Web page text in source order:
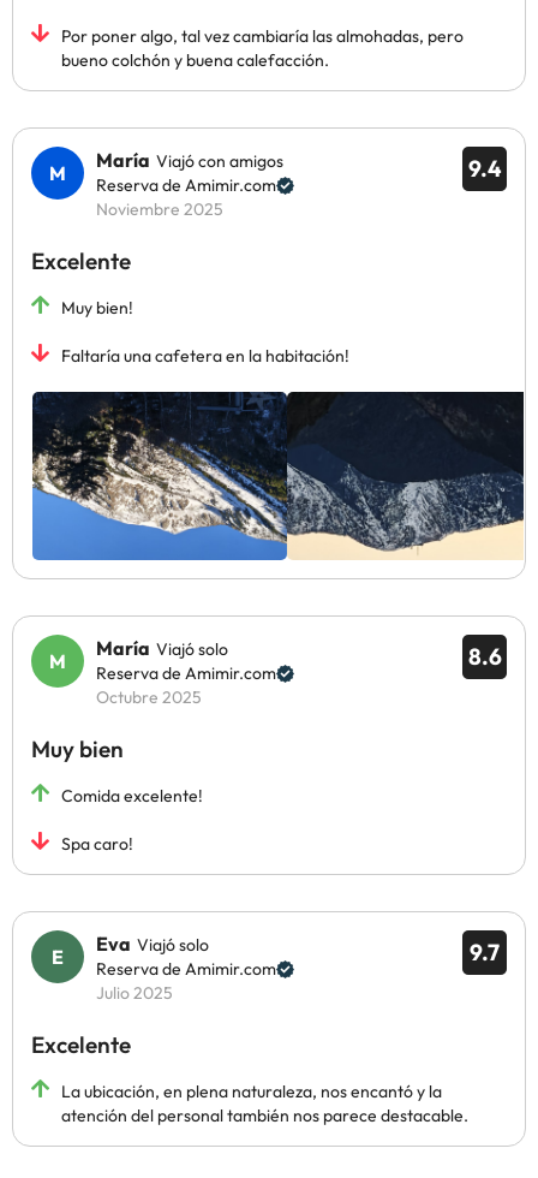
Por poner algo, tal vez cambiaría las almohadas, pero
bueno colchón y buena calefacción.
9.4
María Viajó con amigos
Reserva de Amimir.com
Noviembre 2025
Excelente
Muy bien!
Faltaría una cafetera en la habitación!
8.6
María Viajó solo
Reserva de Amimir.com
Octubre 2025
Muy bien
Comida excelente!
Spa caro!
9.7
Eva Viajó solo
Reserva de Amimir.com
Julio 2025
Excelente
La ubicación, en plena naturaleza, nos encantó y la
atención del personal también nos parece destacable.